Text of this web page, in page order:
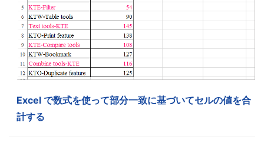
Excel で数式を使って部分一致に基づいてセルの値を合
計する